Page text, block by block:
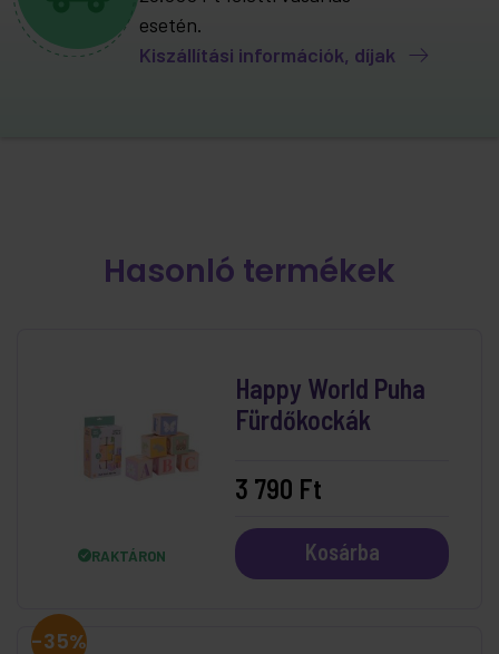
esetén.
Kiszállítási információk, díjak
Hasonló termékek
RAKTÁRON
Happy World Puha
Fürdőkockák
3 790 Ft
Kosárba
-35%